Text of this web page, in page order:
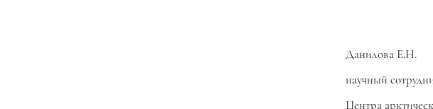
Данилова Е.Н.
научный
Центра